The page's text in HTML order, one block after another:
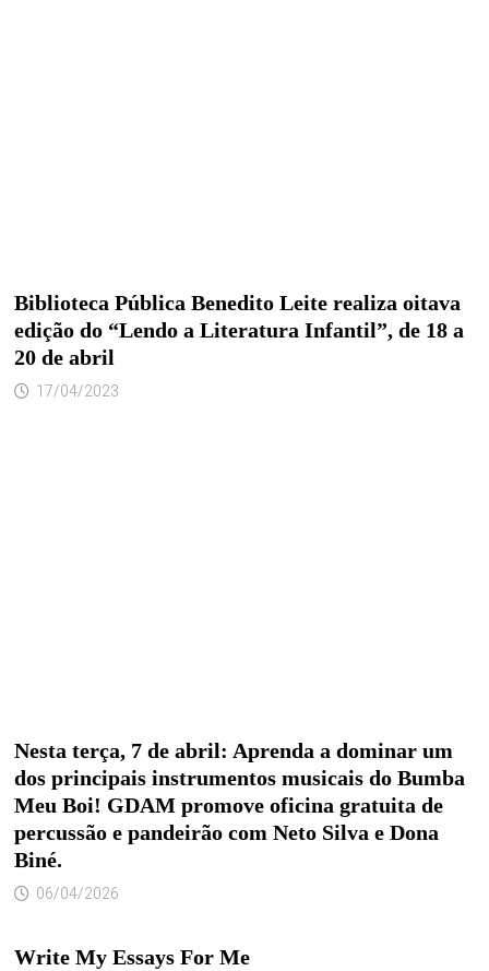
Biblioteca Pública Benedito Leite realiza oitava
edição do “Lendo a Literatura Infantil”, de 18 a
20 de abril
17/04/2023
Nesta terça, 7 de abril: Aprenda a dominar um
dos principais instrumentos musicais do Bumba
Meu Boi! GDAM promove oficina gratuita de
percussão e pandeirão com Neto Silva e Dona
Biné.
06/04/2026
Write My Essays For Me